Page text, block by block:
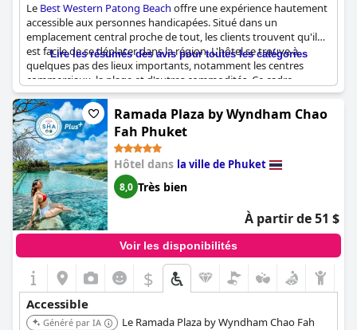
Le Best Western Patong Beach offre une expérience hautement
accessible aux personnes handicapées. Situé dans un
emplacement central proche de tout, les clients trouvent qu'il
est facile de se déplacer dans la région. L'hôtel se trouve à
quelques pas des lieux importants, notamment les centres
commerciaux, la plage et d'autres commodités. Ce cadre
pratique et accessible en fait un choix idéal pour ceux qui
recherchent un endroit calme mais bien desservi. De plus, il
s'agit d'un hôtel certifié SHA Plus, ce qui indique le respect de
normes élevées en matière de santé et de sécurité. Dans
l'ensemble, l'hôtel veille à assurer l'accessibilité à tous ses clients.
Lire les résumés des avis pour toutes les catégories
Ramada Plaza by Wyndham Chao
Fah Phuket
Hôtel dans la ville de Phuket
8,0 Très bien
À partir de 51 $
Voir les disponibilités
$
Accessible
Généré par IA
Le Ramada Plaza by Wyndham Chao Fah